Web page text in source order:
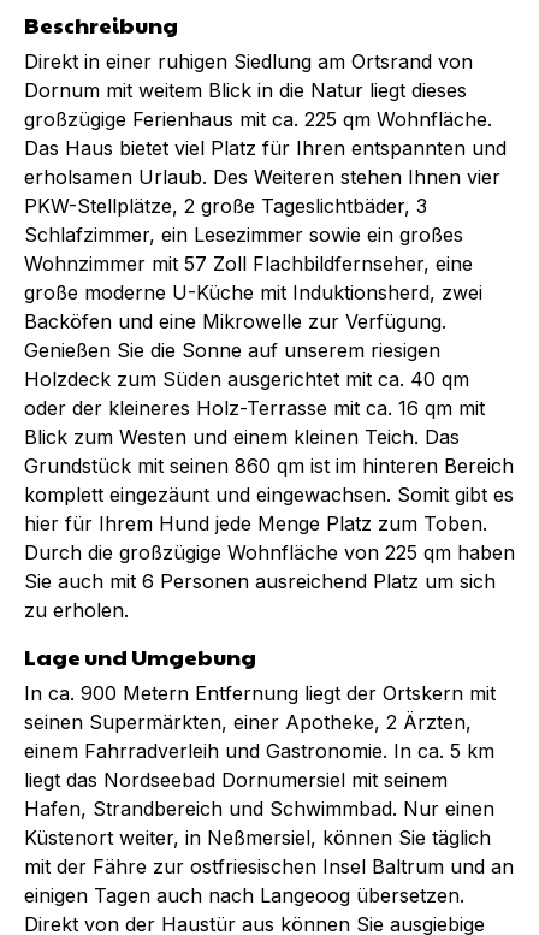
Beschreibung
Direkt in einer ruhigen Siedlung am Ortsrand von
Dornum mit weitem Blick in die Natur liegt dieses
großzügige Ferienhaus mit ca. 225 qm Wohnfläche.
Das Haus bietet viel Platz für Ihren entspannten und
erholsamen Urlaub. Des Weiteren stehen Ihnen vier
PKW-Stellplätze, 2 große Tageslichtbäder, 3
Schlafzimmer, ein Lesezimmer sowie ein großes
Wohnzimmer mit 57 Zoll Flachbildfernseher, eine
große moderne U-Küche mit Induktionsherd, zwei
Backöfen und eine Mikrowelle zur Verfügung.
Genießen Sie die Sonne auf unserem riesigen
Holzdeck zum Süden ausgerichtet mit ca. 40 qm
oder der kleineres Holz-Terrasse mit ca. 16 qm mit
Blick zum Westen und einem kleinen Teich. Das
Grundstück mit seinen 860 qm ist im hinteren Bereich
komplett eingezäunt und eingewachsen. Somit gibt es
hier für Ihrem Hund jede Menge Platz zum Toben.
Durch die großzügige Wohnfläche von 225 qm haben
Sie auch mit 6 Personen ausreichend Platz um sich
zu erholen.
Lage und Umgebung
In ca. 900 Metern Entfernung liegt der Ortskern mit
seinen Supermärkten, einer Apotheke, 2 Ärzten,
einem Fahrradverleih und Gastronomie. In ca. 5 km
liegt das Nordseebad Dornumersiel mit seinem
Hafen, Strandbereich und Schwimmbad. Nur einen
Küstenort weiter, in Neßmersiel, können Sie täglich
mit der Fähre zur ostfriesischen Insel Baltrum und an
einigen Tagen auch nach Langeoog übersetzen.
Direkt von der Haustür aus können Sie ausgiebige